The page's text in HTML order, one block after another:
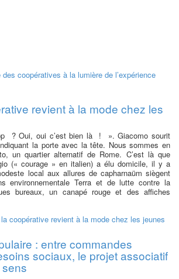
des coopératives à la lumière de l’expérience
revient à la mode chez les
? Oui, oui c’est bien là ! ». Giacomo sourit
la porte avec la tête. Nous sommes en
un quartier alternatif de Rome. C’est là que
(« courage » en italien) a élu domicile, il y a
local aux allures de capharnaüm siègent
environnementale Terra et de lutte contre la
bureaux, un canapé rouge et des affiches
coopérative revient à la mode chez les jeunes
: entre commandes
sociaux, le projet associatif